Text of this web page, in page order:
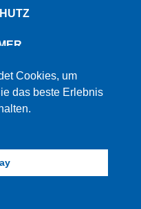
Cookies, um
das beste Erlebnis